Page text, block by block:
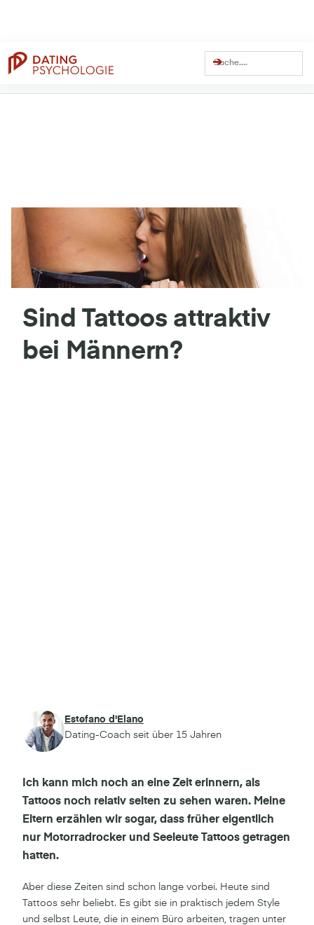
Dating Coach Seit
Über41 Millionen
Sind Tattoos attraktiv
bei Männern?
Estefano d'Elano
Dating-Coach seit über 15 Jahren
Ich kann mich noch an eine Zeit erinnern, als
Tattoos noch relativ selten zu sehen waren. Meine
Eltern erzählen wir sogar, dass früher eigentlich
nur Motorradrocker und Seeleute Tattoos getragen
hatten.
Aber diese Zeiten sind schon lange vorbei. Heute sind
Tattoos sehr beliebt. Es gibt sie in praktisch jedem Style
und selbst Leute, die in einem Büro arbeiten, tragen unter